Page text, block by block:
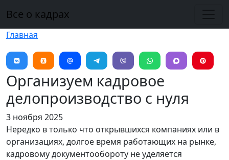
Все о кадрах
Главная
Организуем кадровое
делопроизводство с нуля
3 ноября 2025
Нередко в только что открывшихся компаниях или в
организациях, долгое время работающих на рынке,
кадровому документообороту не уделяется